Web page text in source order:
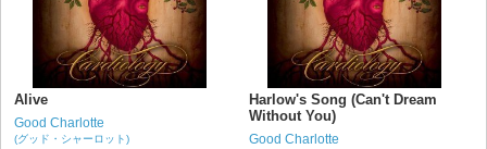
Alive
Good Charlotte
(グッド・シャーロット)
Harlow's Song (Can't Dream
Without You)
Good Charlotte